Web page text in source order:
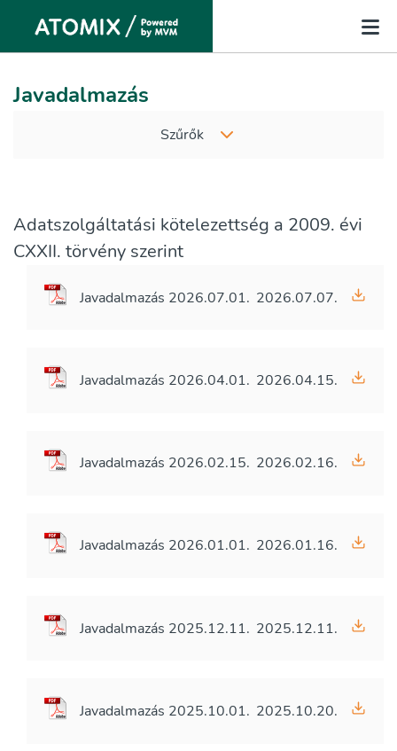
Javadalmazás
Szűrők
Adatszolgáltatási kötelezettség a 2009. évi
CXXII. törvény szerint
Javadalmazás 2026.07.01. 2026.07.07.
Javadalmazás 2026.04.01. 2026.04.15.
Javadalmazás 2026.02.15. 2026.02.16.
Javadalmazás 2026.01.01. 2026.01.16.
Javadalmazás 2025.12.11. 2025.12.11.
Javadalmazás 2025.10.01. 2025.10.20.